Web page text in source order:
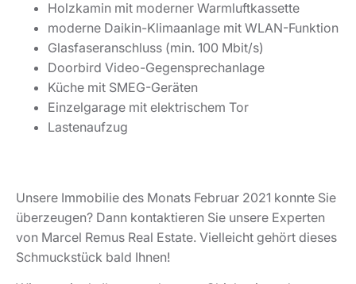
Holzkamin mit moderner Warmluftkassette
moderne Daikin-Klimaanlage mit WLAN-Funktion
Glasfaseranschluss (min. 100 Mbit/s)
Doorbird Video-Gegensprechanlage
Küche mit SMEG-Geräten
Einzelgarage mit elektrischem Tor
Lastenaufzug
Unsere Immobilie des Monats Februar 2021 konnte Sie
überzeugen? Dann kontaktieren Sie unsere Experten
von Marcel Remus Real Estate. Vielleicht gehört dieses
Schmuckstück bald Ihnen!